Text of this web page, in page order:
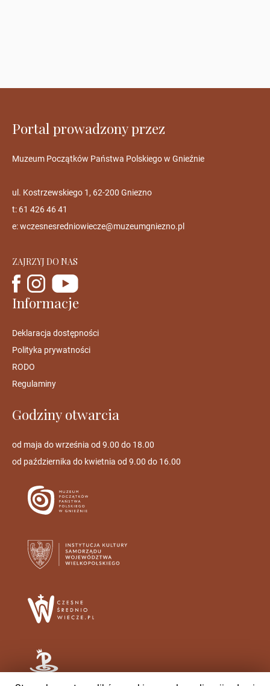
Portal prowadzony przez
Muzeum Początków Państwa Polskiego w Gnieźnie
ul. Kostrzewskiego 1, 62-200 Gniezno
t: 61 426 46 41
e:wczesnesredniowiecze@muzeumgniezno.pl
ZAJRZYJ DO NAS
Informacje
Deklaracja dostępności
Polityka prywatności
RODO
Regulaminy
Godziny otwarcia
od maja do września od 9.00 do 18.00
od października do kwietnia od 9.00 do 16.00